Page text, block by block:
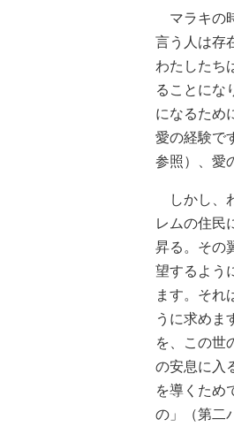
マラキの
言う人は存
わたしたち
ることにな
になるため
愛の経験で
参照）、愛
しかし、
レムの住民
昇る。その
望するよう
ます。それ
うに求めま
を、この世
の安息に入
を導くため
の」（第二